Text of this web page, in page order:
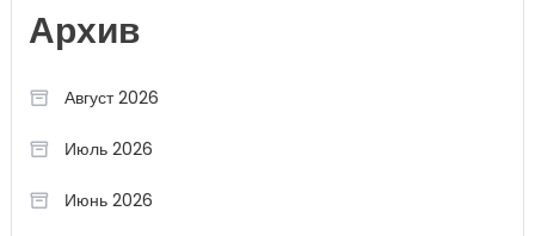
Архив
Август 2026
Июль 2026
Июнь 2026